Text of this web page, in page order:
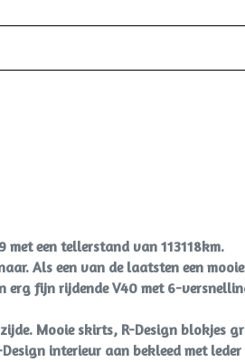
een tellerstand van 113118km.
Als een van de laatsten een
fijn rijdende V40 met 6-
Mooie skirts, R-Design blokjes
interieur aan bekleed met